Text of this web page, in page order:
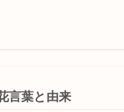
言葉と由来